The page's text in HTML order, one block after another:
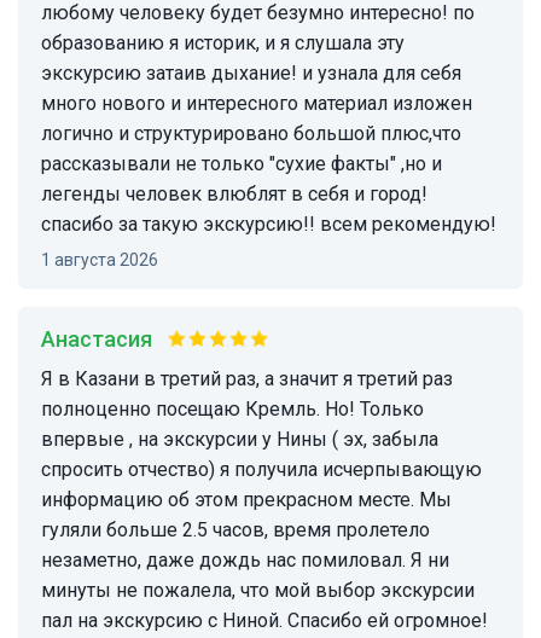
любому человеку будет безумно интересно! по
образованию я историк, и я слушала эту
экскурсию затаив дыхание! и узнала для себя
много нового и интересного материал изложен
логично и структурировано большой плюс,что
рассказывали не только "сухие факты" ,но и
легенды человек влюблят в себя и город!
спасибо за такую экскурсию!! всем рекомендую!
1 августа 2026
Анастасия
Я в Казани в третий раз, а значит я третий раз
полноценно посещаю Кремль. Но! Только
впервые , на экскурсии у Нины ( эх, забыла
спросить отчество) я получила исчерпывающую
информацию об этом прекрасном месте. Мы
гуляли больше 2.5 часов, время пролетело
незаметно, даже дождь нас помиловал. Я ни
минуты не пожалела, что мой выбор экскурсии
пал на экскурсию с Ниной. Спасибо ей огромное!